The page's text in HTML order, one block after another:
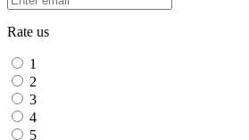
Rate us
1
2
3
4
5